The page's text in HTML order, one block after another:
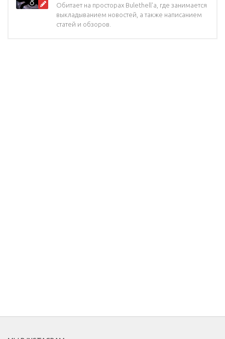
Обитает на просторах Bulethell'a, где занимается
выкладыванием новостей, а также написанием
статей и обзоров.